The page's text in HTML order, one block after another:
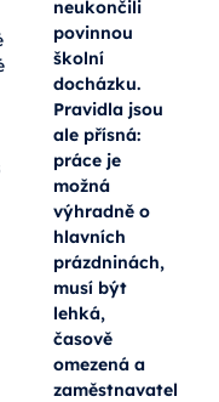
neukončili
povinnou
školní
docházku.
Pravidla jsou
ale přísná:
práce je
možná
výhradně o
hlavních
prázdninách,
musí být
lehká,
časově
omezená a
zaměstnavatel